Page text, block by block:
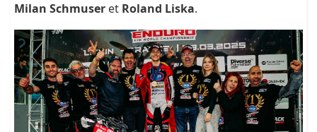
Milan Schmuser et Roland Liska.